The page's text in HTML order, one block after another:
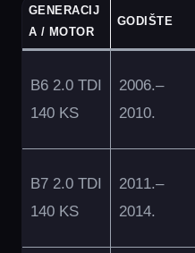
GENERACIJ
A / MOTOR
GODIŠTE
B6 2.0 TDI
140 KS
2006.–
2010.
B7 2.0 TDI
140 KS
2011.–
2014.